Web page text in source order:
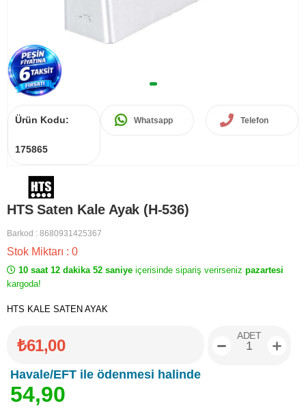
Ürün Kodu:
175865
Whatsapp Telefon
HTS Saten Kale Ayak (H-536)
Barkod : 8680931425367
Stok Miktarı : 0
10 saat 12 dakika 52 saniye içerisinde sipariş verirseniz pazartesi
kargoda!
HTS KALE SATEN AYAK
₺61,00
Havale/EFT ile ödenmesi halinde
54,90
ADET